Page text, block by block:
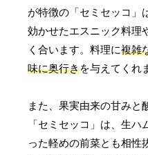
が特徴の「セミセッコ」
効かせたエスニック料理
く合います。料理に複雑
味に奥行きを与えてくれ
また、果実由来の甘みと
「セミセッコ」は、生ハ
った軽めの前菜とも相性